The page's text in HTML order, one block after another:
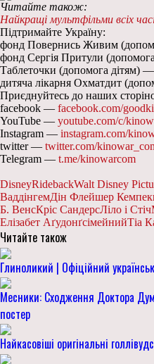
Читайте також:
Найкращі мультфільми всіх
Підтримайте Україну:
фонд Повернись Живим
фонд Сергія Притули
Таблеточки (допомога дітям) —
дитяча лікарня Охматдит
Приєднуйтесь до наших
facebook — facebook.com/
YouTube — youtube.com/c/
Instagram — instagram.com/
twitter — twitter.com/
Telegram — t.me/kinowarcom
DisneyRidebackWalt Disney
ВаддінгемДін Флейшер Кемп
Б. ВенсКріс СандерсЛіло і Стіч
Елізабет АґудонґсімейнийТіа
Читайте також
Глиноликий | Офіційний
Месники: Сходження Доктора
постер
Найкасовіші оригінальні